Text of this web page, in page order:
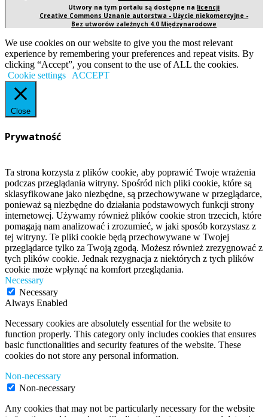
Utwory na tym portalu są dostępne na licencji
Creative Commons Uznanie autorstwa - Użycie niekomercyjne -
Bez utworów zależnych 4.0 Międzynarodowe
We use cookies on our website to give you the most relevant
experience by remembering your preferences and repeat visits. By
clicking “Accept”, you consent to the use of ALL the cookies.
Cookie settings
ACCEPT
Close
Prywatność
Ta strona korzysta z plików cookie, aby poprawić Twoje wrażenia
podczas przeglądania witryny. Spośród nich pliki cookie, które są
sklasyfikowane jako niezbędne, są przechowywane w przeglądarce,
ponieważ są niezbędne do działania podstawowych funkcji strony
internetowej. Używamy również plików cookie stron trzecich, które
pomagają nam analizować i zrozumieć, w jaki sposób korzystasz z
tej witryny. Te pliki cookie będą przechowywane w Twojej
przeglądarce tylko za Twoją zgodą. Możesz również zrezygnować z
tych plików cookie. Jednak rezygnacja z niektórych z tych plików
cookie może wpłynąć na komfort przeglądania.
Necessary
Necessary
Always Enabled
Necessary cookies are absolutely essential for the website to
function properly. This category only includes cookies that ensures
basic functionalities and security features of the website. These
cookies do not store any personal information.
Non-necessary
Non-necessary
Any cookies that may not be particularly necessary for the website